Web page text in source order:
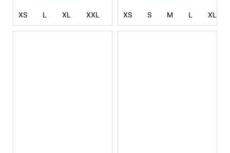
XS L XL XXL XXXL 4XL
XS S M L XL